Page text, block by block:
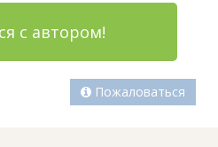
с автором!
Пожаловаться